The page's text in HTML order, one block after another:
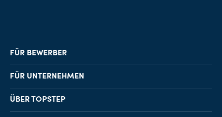
FÜR BEWERBER
Job-Finder
Karriereberatung
FÜR UNTERNEHMEN
Personalvermittlung
Personalsuche
ÜBER TOPSTEP